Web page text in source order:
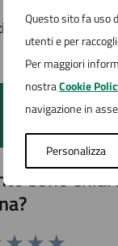
Questo sito fa uso
utenti e per
Per maggiori
nostraCookie
navigazione in
Personalizza
sono